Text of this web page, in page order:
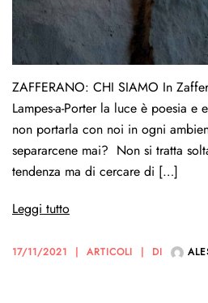
ZAFFERANO: CHI SIAMO In
Lampes-a-Porter la luce è poesia e
non portarla con noi in ogni
separarcene mai? Non si tratta
tendenza ma di cercare di […]
Leggi tutto
17/11/2021 ARTICOLI DI